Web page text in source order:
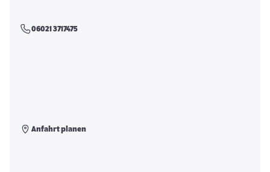
06021 3717475
Anfahrt planen